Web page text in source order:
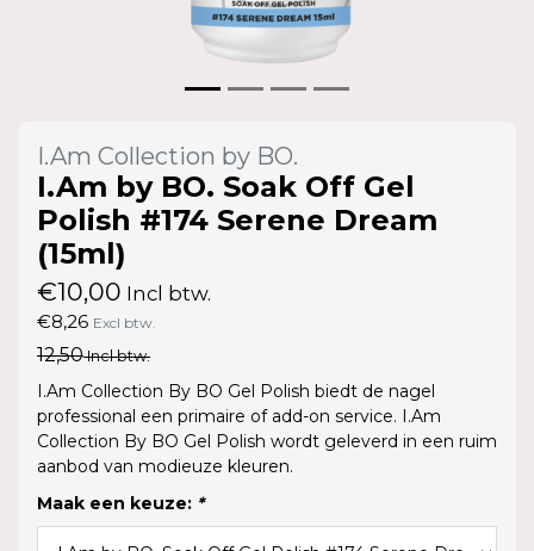
I.Am Collection by BO.
I.Am by BO. Soak Off Gel
Polish #174 Serene Dream
(15ml)
€10,00 Incl btw.
€8,26 Excl btw.
12,50Incl btw.
I.Am Collection By BO Gel Polish biedt de nagel
professional een primaire of add-on service. I.Am
Collection By BO Gel Polish wordt geleverd in een ruim
aanbod van modieuze kleuren.
Maak een keuze: *